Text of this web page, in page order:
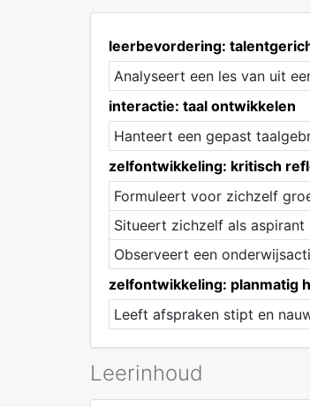
leerbevordering:
Analyseert een les van uit
interactie: taal ontwikkelen
Hanteert een gepast
zelfontwikkeling: kritisch
Formuleert voor zichzelf
Situeert zichzelf als
Observeert een
zelfontwikkeling: planmatig
Leeft afspraken stipt en
Leerinhoud